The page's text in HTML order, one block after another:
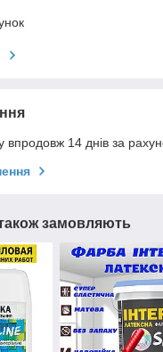
впродовж 14 днів за
замовляють